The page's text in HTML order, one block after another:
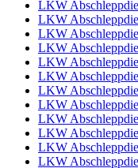
LKW
LKW
LKW
LKW
LKW
LKW
LKW
LKW
LKW
LKW
LKW
LKW